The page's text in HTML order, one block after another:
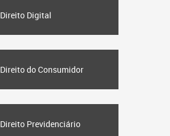
Direito Digital
Direito do Consumidor
Direito Previdenciário